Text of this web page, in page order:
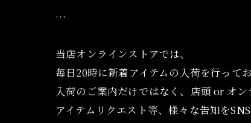
…
当店オンラインストアでは、
毎日20時に新着アイテムの入荷を行ってお
入荷のご案内だけではなく、店頭 or オン
アイテムリクエスト等、様々な告知を